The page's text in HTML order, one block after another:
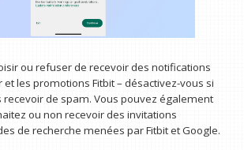
ou refuser de recevoir des notifications
les promotions Fitbit – désactivez-vous si
recevoir de spam. Vous pouvez également
ou non recevoir des invitations
de recherche menées par Fitbit et Google.